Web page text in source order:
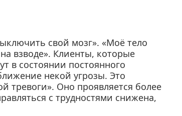
свой мозг». «Моё тело
взводе». Клиенты, которые
в состоянии постоянного
некой угрозы. Это
тревоги». Оно проявляется более
с трудностями снижена,